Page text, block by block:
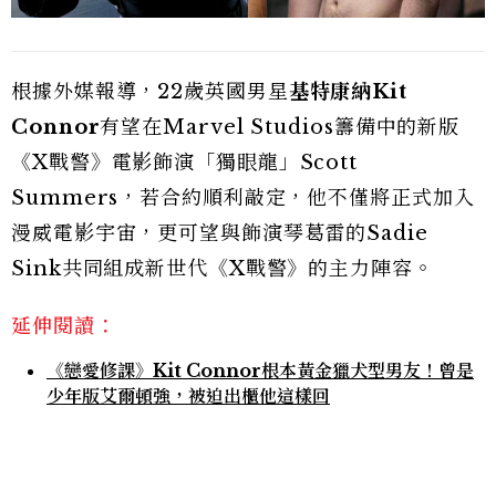
根據外媒報導，22歲英國男星基特康納Kit
Connor有望在Marvel Studios籌備中的新版
《X戰警》電影飾演「獨眼龍」Scott
Summers，若合約順利敲定，他不僅將正式加入
漫威電影宇宙，更可望與飾演琴葛雷的Sadie
Sink共同組成新世代《X戰警》的主力陣容。
延伸閱讀：
《戀愛修課》Kit Connor根本黃金獵犬型男友！曾是
少年版艾爾頓強，被迫出櫃他這樣回